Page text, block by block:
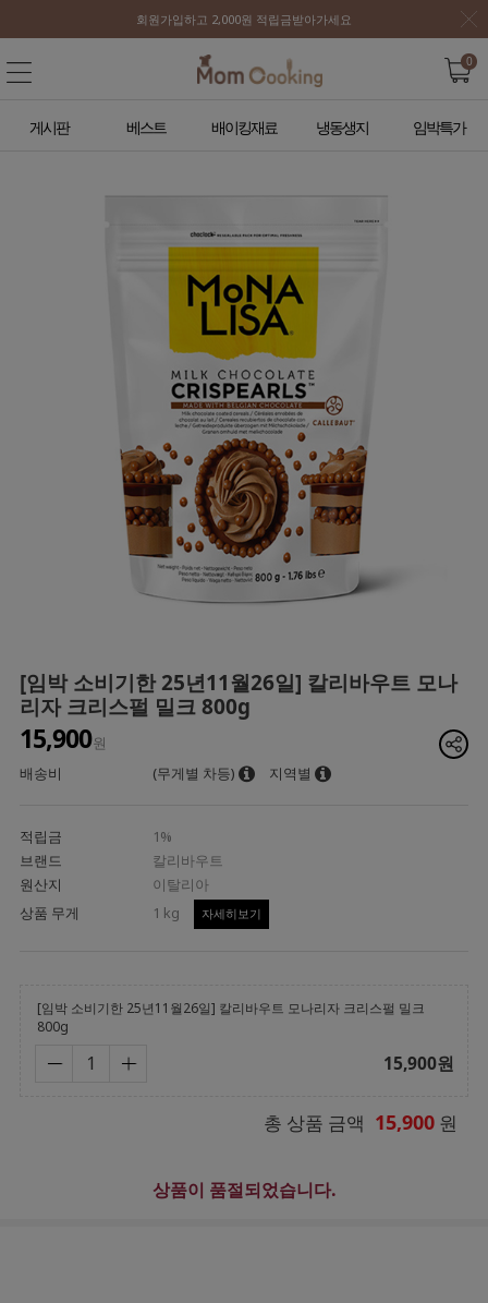
회원가입하고 2,000원 적립금받아가세요
0
게시판 베스트 배이킹재료 냉동생지 임박특가
[임박 소비기한 25년11월26일] 칼리바우트 모나
리자 크리스펄 밀크 800g
15,900원
배송비
(무게별 차등) 지역별
적립금
1%
브랜드
칼리바우트
원산지
이탈리아
상품 무게
1 kg 자세히보기
[임박 소비기한 25년11월26일] 칼리바우트 모나리자 크리스펄 밀크
800g
15,900원
총 상품 금액 15,900 원
상품이 품절되었습니다.